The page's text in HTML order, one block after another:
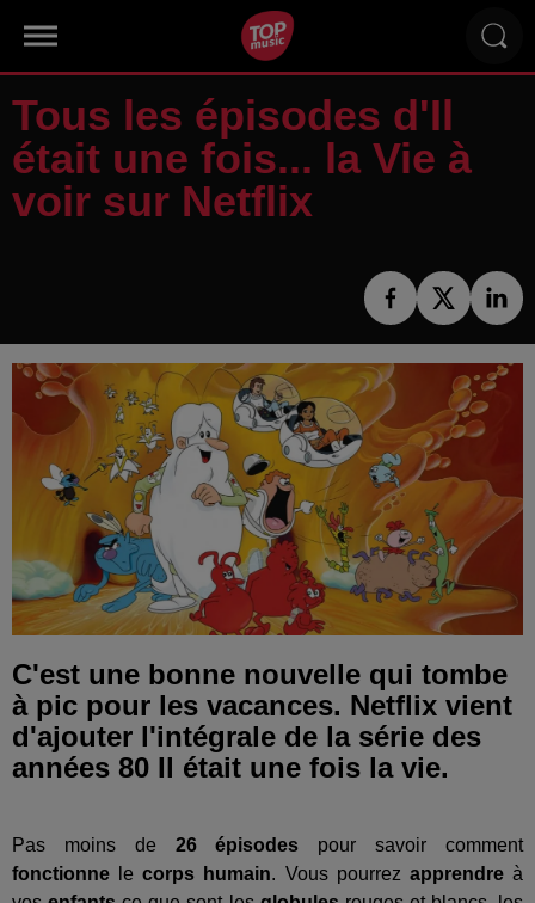
Tous les épisodes d'Il
était une fois... la Vie à
voir sur Netflix
C'est une bonne nouvelle qui tombe
à pic pour les vacances. Netflix vient
d'ajouter l'intégrale de la série des
années 80 Il était une fois la vie.
Pas moins de 26 épisodes pour savoir comment
fonctionne lecorps humain. Vous pourrez apprendreà